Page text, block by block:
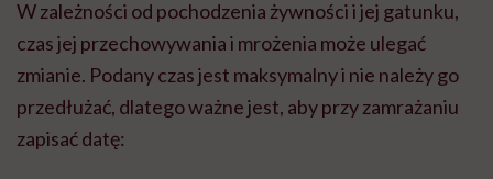
W zależności od pochodzenia żywności i jej gatunku,
czas jej przechowywania i mrożenia może ulegać
zmianie. Podany czas jest maksymalny i nie należy go
przedłużać, dlatego ważne jest, aby przy zamrażaniu
zapisać datę: